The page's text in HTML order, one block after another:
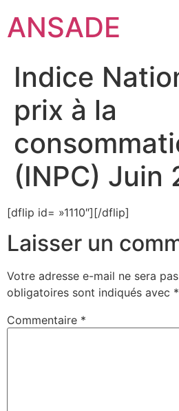
ANSADE
Indice
prix à la
(INPC) Juin
[dflip id= »1110″][/dflip]
Laisser un
Votre adresse e-mail ne sera
obligatoires sont indiqués avec *
Commentaire *